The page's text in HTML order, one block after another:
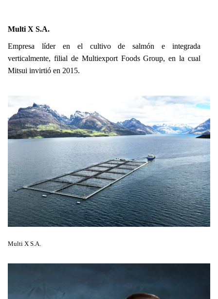
Multi X S.A.
Empresa líder en el cultivo de salmón e integrada
verticalmente, filial de Multiexport Foods Group, en la cual
Mitsui invirtió en 2015.
Multi X S.A.